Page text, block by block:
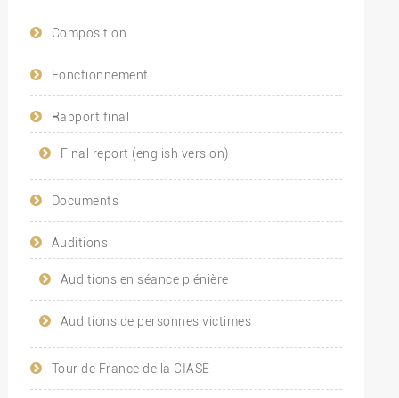
Composition
Fonctionnement
Rapport final
Final report (english version)
Documents
Auditions
Auditions en séance plénière
Auditions de personnes victimes
Tour de France de la CIASE